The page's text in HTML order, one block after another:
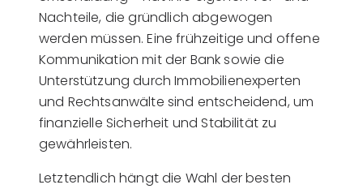
Nachteile, die gründlich abgewogen
werden müssen. Eine frühzeitige und offene
Kommunikation mit der Bank sowie die
Unterstützung durch Immobilienexperten
und Rechtsanwälte sind entscheidend, um
finanzielle Sicherheit und Stabilität zu
gewährleisten.
Letztendlich hängt die Wahl der besten